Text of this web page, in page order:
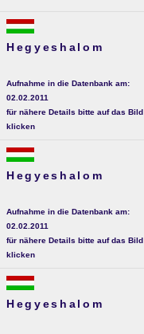
Hegyeshalom
Aufnahme in die Datenbank am:
02.02.2011
für nähere Details bitte auf das Bild
klicken
Hegyeshalom
Aufnahme in die Datenbank am:
02.02.2011
für nähere Details bitte auf das Bild
klicken
Hegyeshalom